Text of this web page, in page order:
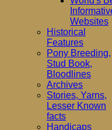
Websites
Historical
Features
Pony Breeding,
Stud Book,
Bloodlines
Archives
Stories, Yarns,
Lesser Known
facts
Handicaps